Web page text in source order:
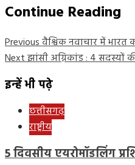
Continue Reading
Previousवैश्विक नवाचार में भारत
Nextझांसी अग्निकांड : 4 सदस्यों
इन्हें भी पढ़े
छत्तीसगढ़
राष्ट्रीय
5 दिवसीय एयरोमॉडलिंग